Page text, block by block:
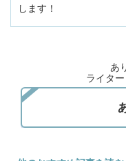
します！
あ
ライタ